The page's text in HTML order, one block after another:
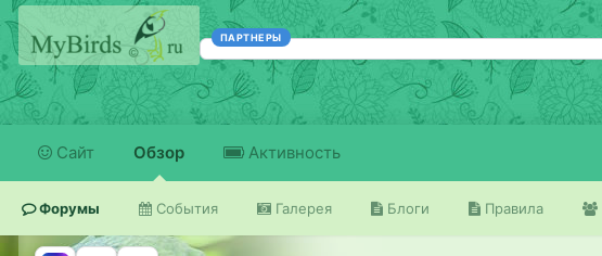
ПАРТНЕРЫ
Сайт Обзор
Форумы События Галерея Блоги Правила
Активность